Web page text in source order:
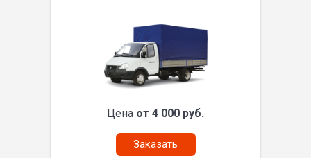
Цена от 4 000 руб.
Заказать